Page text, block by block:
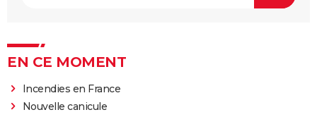
EN CE MOMENT
Incendies en France
Nouvelle canicule